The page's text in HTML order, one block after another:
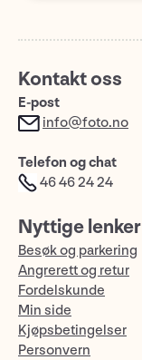
Kontakt oss
E-post
info@foto.no
Telefon og chat
46 46 24 24
Nyttige lenker
Besøk og parkering
Angrerett og retur
Fordelskunde
Min side
Kjøpsbetingelser
Personvern